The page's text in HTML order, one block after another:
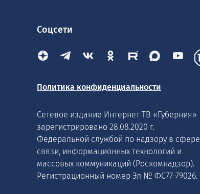
Соцсети
Политика конфиденциальности
Сетевое издание Интернет ТВ «Губерния»
зарегистрировано 28.08.2020 г.
Федеральной службой по надзору в сфере
связи, информационных технологий и
массовых коммуникаций (Роскомнадзор).
Регистрационный номер Эл № ФС77-79026.